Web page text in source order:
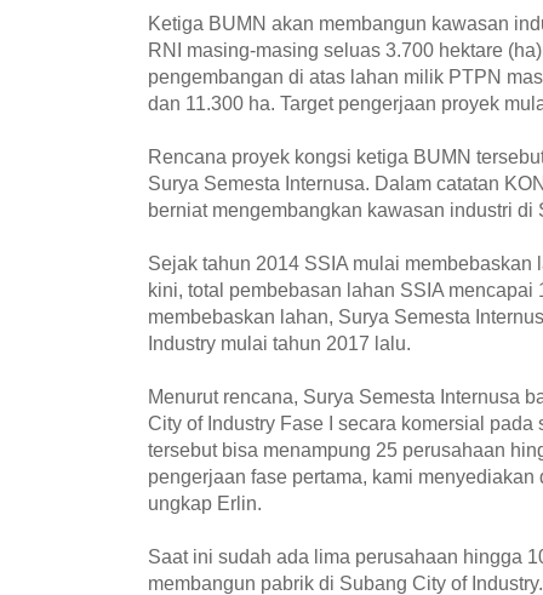
Ketiga BUMN akan membangun kawasan
RNI masing-masing seluas 3.700 hektare
pengembangan di atas lahan milik PTPN
dan 11.300 ha. Target pengerjaan proyek
Rencana proyek kongsi ketiga BUMN
Surya Semesta Internusa. Dalam catatan
berniat mengembangkan kawasan industri di
Sejak tahun 2014 SSIA mulai membebaskan
kini, total pembebasan lahan SSIA mencapai
membebaskan lahan, Surya Semesta
Industry mulai tahun 2017 lalu.
Menurut rencana, Surya Semesta Internusa
City of Industry Fase I secara komersial pada
tersebut bisa menampung 25 perusahaan
pengerjaan fase pertama, kami
ungkap Erlin.
Saat ini sudah ada lima perusahaan hingga
membangun pabrik di Subang City of